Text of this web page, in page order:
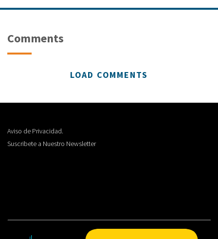
Comments
LOAD COMMENTS
Aviso de Privacidad.
Suscribete a Nuestro Newsletter